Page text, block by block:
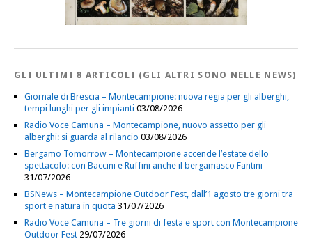
GLI ULTIMI 8 ARTICOLI (GLI ALTRI SONO NELLE NEWS)
Giornale di Brescia – Montecampione: nuova regia per gli alberghi,
tempi lunghi per gli impianti 03/08/2026
Radio Voce Camuna – Montecampione, nuovo assetto per gli
alberghi: si guarda al rilancio 03/08/2026
Bergamo Tomorrow – Montecampione accende l’estate dello
spettacolo: con Baccini e Ruffini anche il bergamasco Fantini
31/07/2026
BSNews – Montecampione Outdoor Fest, dall’1 agosto tre giorni tra
sport e natura in quota 31/07/2026
Radio Voce Camuna – Tre giorni di festa e sport con Montecampione
Outdoor Fest 29/07/2026